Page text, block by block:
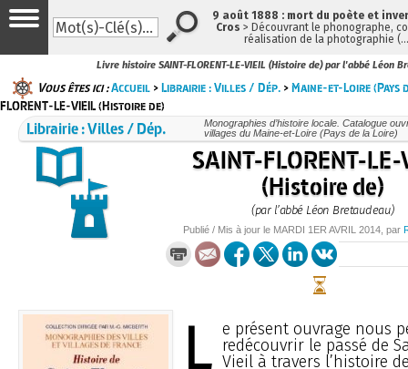
Livre histoire SAINT-FLORENT-LE-VIEIL (Histoire de) par l'abbé Léon
Vous êtes ici :Accueil >Librairie : Villes / Dép. >Maine-et-Loire (Pays
FLORENT-LE-VIEIL (Histoire de)
Librairie : Villes / Dép.
Monographies d’histoire locale. Catalogue
villages du Maine-et-Loire (Pays de la Loire)
SAINT-FLORENT-
(Histoire de)
(par l’abbé Léon Bretaudeau)
Publié / Mis à jour le MARDI 1ER AVRIL 2014 , par
L e présent ouvrage nous
redécouvrir le passé de
Vieil à travers l’histoire
9 août 1888 : mort du poète et
Cros > Découvrant le phonographe,
réalisation de la photographie